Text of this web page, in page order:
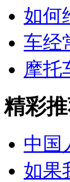
如何
车经
摩托
精彩
中国
如果